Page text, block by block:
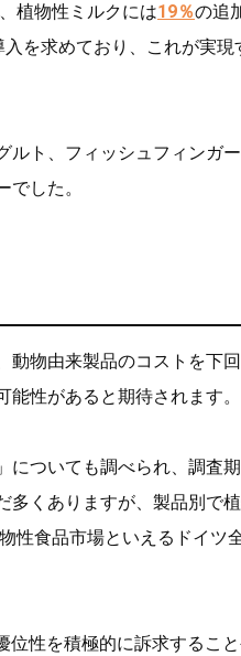
植物性ミルクには19％の追
を求めており、これが実
ト、フィッシュフィンガ
した。
物由来製品のコストを下
性があると期待されます。
についても調べられ、調査
くありますが、製品別で
性食品市場といえるドイツ
性を積極的に訴求するこ